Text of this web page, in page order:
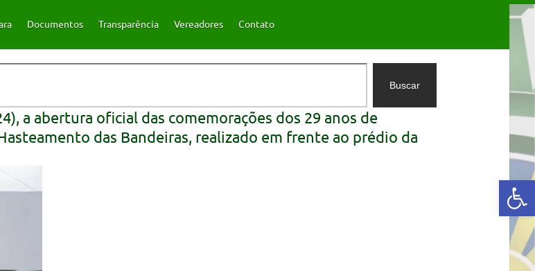
Abrir a barra de ferramentas
Documentos Transparência Vereadores Contato
Buscar
a abertura oficial das comemorações dos 29 anos de
das Bandeiras, realizado em frente ao prédio da